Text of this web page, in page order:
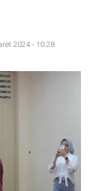
2024 - 10:28